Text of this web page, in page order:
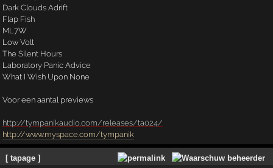
Dark Clouds Adrift
Flap Fish
ML7W
Low Volt
The Silent Hours
Laboratory Panic Advice
What I Wish Upon None
Voor een aantal previews
http://tympanikaudio.com/releases/ta024/
http://www.myspace.com/tympanik
[ tapage ]